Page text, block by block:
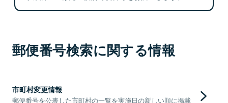
郵便番号検索に関する情報
市町村変更情報
郵便番号を公表した市町村の一覧を実施日の新しい順に掲載